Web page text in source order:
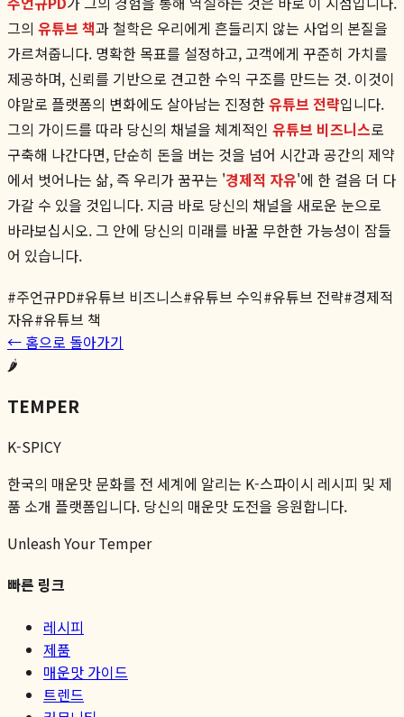
그의 유튜브 책과 철학은 우리에게 흔들리지 않는 사업의 본질을
가르쳐줍니다. 명확한 목표를 설정하고, 고객에게 꾸준히 가치를
제공하며, 신뢰를 기반으로 견고한 수익 구조를 만드는 것. 이것이
야말로 플랫폼의 변화에도 살아남는 진정한유튜브 전략입니다.
그의 가이드를 따라 당신의 채널을 체계적인 유튜브 비즈니스로
구축해 나간다면, 단순히 돈을 버는 것을 넘어 시간과 공간의 제약
에서 벗어나는 삶, 즉 우리가 꿈꾸는 '경제적 자유'에 한 걸음 더 다
가갈 수 있을 것입니다. 지금 바로 당신의 채널을 새로운 눈으로
바라보십시오. 그 안에 당신의 미래를 바꿀 무한한 가능성이 잠들
어 있습니다.
#주언규PD#유튜브 비즈니스#유튜브 수익#유튜브 전략#경제적
자유#유튜브 책
← 홈으로 돌아가기
🌶️
TEMPER
K-SPICY
한국의 매운맛 문화를 전 세계에 알리는 K-스파이시 레시피 및 제
품 소개 플랫폼입니다. 당신의 매운맛 도전을 응원합니다.
Unleash Your Temper
빠른 링크
레시피
제품
매운맛 가이드
트렌드